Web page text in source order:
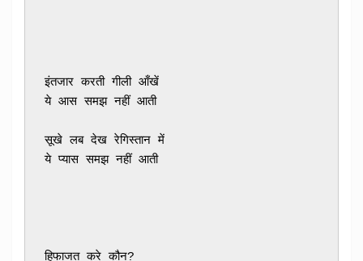
इंतजार करती गीली आँखें
ये आस समझ नहीं आती
सूखे लब देख रेगिस्तान में
ये प्यास समझ नहीं आती
हिफाजत करे कौन?